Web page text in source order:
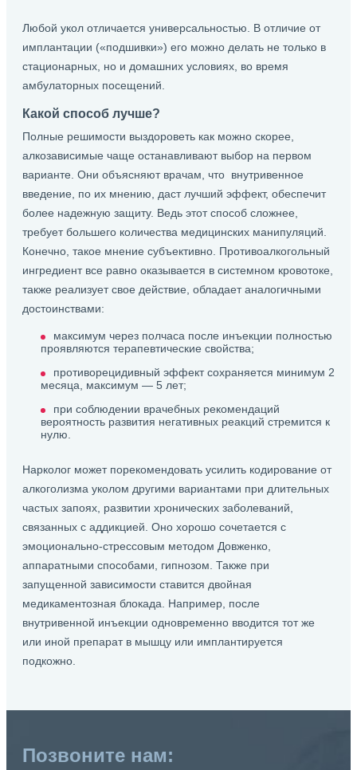
Любой укол отличается универсальностью. В отличие от
имплантации («подшивки») его можно делать не только в
стационарных, но и домашних условиях, во время
амбулаторных посещений.
Какой способ лучше?
Полные решимости выздороветь как можно скорее,
алкозависимые чаще останавливают выбор на первом
варианте. Они объясняют врачам, что внутривенное
введение, по их мнению, даст лучший эффект, обеспечит
более надежную защиту. Ведь этот способ сложнее,
требует большего количества медицинских манипуляций.
Конечно, такое мнение субъективно. Противоалкогольный
ингредиент все равно оказывается в системном кровотоке,
также реализует свое действие, обладает аналогичными
достоинствами:
максимум через полчаса после инъекции полностью
проявляются терапевтические свойства;
противорецидивный эффект сохраняется минимум 2
месяца, максимум — 5 лет;
при соблюдении врачебных рекомендаций
вероятность развития негативных реакций стремится к
нулю.
Нарколог может порекомендовать усилить кодирование от
алкоголизма уколом другими вариантами при длительных
частых запоях, развитии хронических заболеваний,
связанных с аддикцией. Оно хорошо сочетается с
эмоционально-стрессовым методом Довженко,
аппаратными способами, гипнозом. Также при
запущенной зависимости ставится двойная
медикаментозная блокада. Например, после
внутривенной инъекции одновременно вводится тот же
или иной препарат в мышцу или имплантируется
подкожно.
Позвоните нам: